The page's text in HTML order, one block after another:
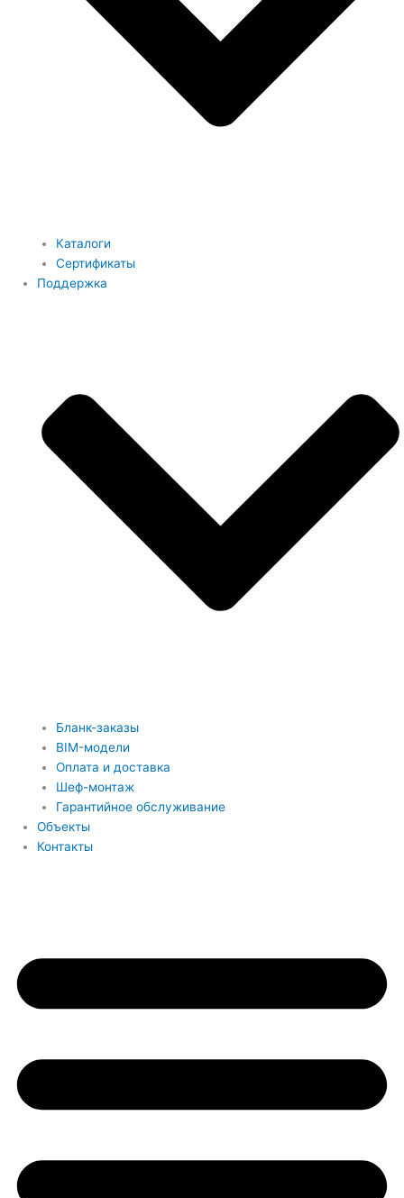
Каталоги
Сертификаты
Поддержка
Бланк-заказы
BIM-модели
Оплата и доставка
Шеф-монтаж
Гарантийное обслуживание
Объекты
Контакты